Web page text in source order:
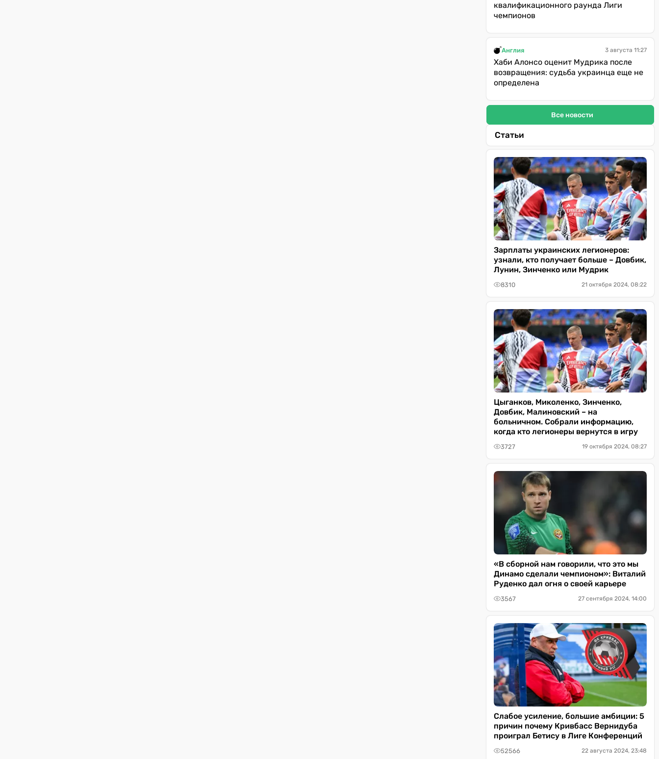
квалификационного раунда Лиги
чемпионов
Англия 3 августа 11:27
Хаби Алонсо оценит Мудрика после
возвращения: судьба украинца еще не
определена
Все новости
Статьи
Зарплаты украинских легионеров:
узнали, кто получает больше – Довбик,
Лунин, Зинченко или Мудрик
8310 21 октября 2024, 08:22
Цыганков, Миколенко, Зинченко,
Довбик, Малиновский – на
больничном. Собрали информацию,
когда кто легионеры вернутся в игру
3727 19 октября 2024, 08:27
«В сборной нам говорили, что это мы
Динамо сделали чемпионом»: Виталий
Руденко дал огня о своей карьере
3567 27 сентября 2024, 14:00
Слабое усиление, большие амбиции: 5
причин почему Кривбасс Вернидуба
проиграл Бетису в Лиге Конференций
52566 22 августа 2024, 23:48